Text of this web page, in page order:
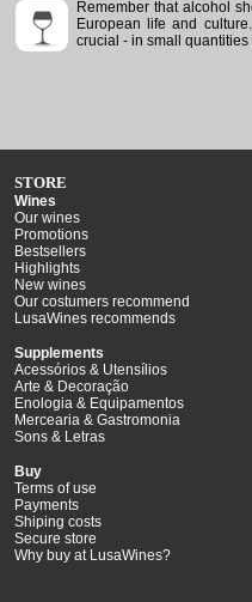
Remember that alcohol
European life and
crucial - in small
STORE
Wines
Our wines
Promotions
Bestsellers
Highlights
New wines
Our costumers recommend
LusaWines recommends
Supplements
Acessórios & Utensílios
Arte & Decoração
Enologia & Equipamentos
Mercearia & Gastromonia
Sons & Letras
Buy
Terms of use
Payments
Shiping costs
Secure store
Why buy at LusaWines?